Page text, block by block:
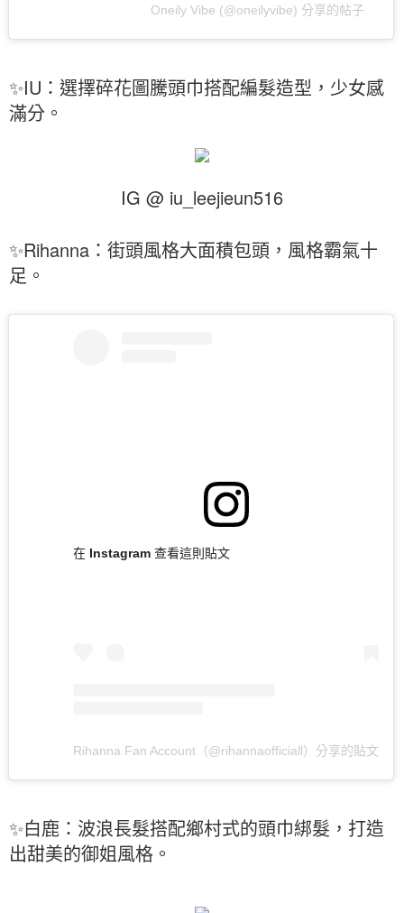
Oneily Vibe (@oneilyvibe) 分享的帖子
✨IU：選擇碎花圖騰頭巾搭配編髮造型，少女感
滿分。
IG @ iu_leejieun516
✨Rihanna：街頭風格大面積包頭，風格霸氣十
足。
在 Instagram 查看這則貼文
Rihanna Fan Account（@rihannaofficiall）分享的貼文
✨白鹿：波浪長髮搭配鄉村式的頭巾綁髮，打造
出甜美的御姐風格。